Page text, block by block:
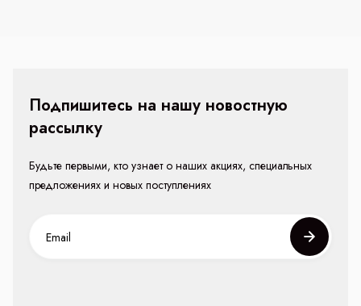
Подпишитесь на нашу новостную
рассылку
Будьте первыми, кто узнает о наших акциях, специальных
предложениях и новых поступлениях